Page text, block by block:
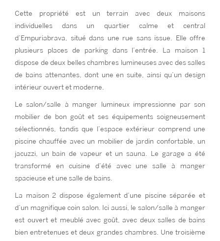
Cette propriété est un terrain avec deux maisons
individuelles dans un quartier calme et central
d’Empuriabrava, situé dans une rue sans issue. Elle offre
plusieurs places de parking dans l’entrée. La maison 1
dispose de deux belles chambres lumineuses avec des salles
de bains attenantes, dont une en suite, ainsi qu’un design
intérieur ouvert et moderne.
Le salon/salle à manger lumineux impressionne par son
mobilier de bon goût et ses équipements soigneusement
sélectionnés, tandis que l’espace extérieur comprend une
piscine chauffée avec un mobilier de jardin confortable, un
jacuzzi, un bain de vapeur et un sauna. Le garage a été
transformé en cuisine d’été avec une salle à manger
spacieuse et une salle de bains.
La maison 2 dispose également d’une piscine séparée et
d’un magnifique coin salon. Ici aussi, le salon/salle à manger
est ouvert et meublé avec goût, avec deux salles de bains
bien entretenues et deux grandes chambres. Une troisième